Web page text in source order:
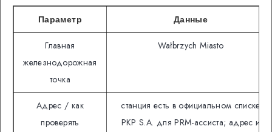
Параметр Данные
Главная
железнодорожная
точка
Wałbrzych Miasto
Адрес / как
проверять
станция есть в официальном списке
PKP S.A. для PRM-ассиста; адрес и